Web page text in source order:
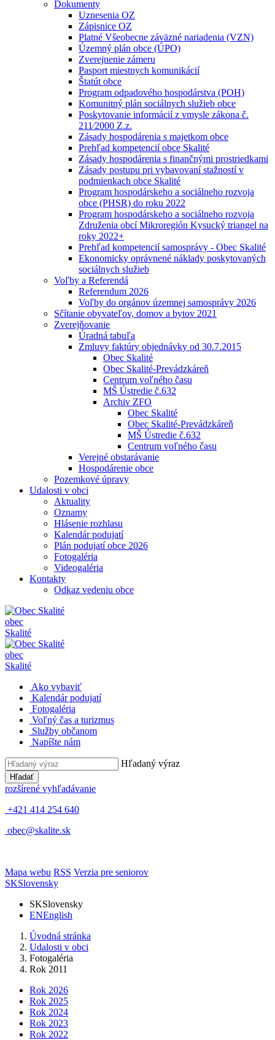
Dokumenty
Uznesenia OZ
Zápisnice OZ
Platné Všeobecne záväzné nariadenia (VZN)
Územný plán obce (ÚPO)
Zverejnenie zámeru
Pasport miestnych komunikácií
Štatút obce
Program odpadového hospodárstva (POH)
Komunitný plán sociálnych služieb obce
Poskytovanie informácií z vmysle zákona č.
211⁄2000 Z.z.
Zásady hospodárenia s majetkom obce
Prehľad kompetencií obce Skalité
Zásady hospodárenia s finančnými prostriedkami
Zásady postupu pri vybavovaní stažností v
podmienkach obce Skalité
Program hospodárskeho a sociálneho rozvoja
obce (PHSR) do roku 2022
Program hospodárskeho a sociálneho rozvoja
Združenia obcí Mikroregión Kysucký triangel na
roky 2022+
Prehľad kompetencií samosprávy - Obec Skalité
Ekonomicky oprávnené náklady poskytovaných
sociálnych služieb
Voľby a Referendá
Referendum 2026
Voľby do orgánov územnej samosprávy 2026
Sčítanie obyvateľov, domov a bytov 2021
Zverejňovanie
Úradná tabuľa
Zmluvy faktúry objednávky od 30.7.2015
Obec Skalité
Obec Skalité-Prevádzkáreň
Centrum voľného času
MŠ Ústredie č.632
Archiv ZFO
Obec Skalité
Obec Skalité-Prevádzkáreň
MŠ Ústredie č.632
Centrum voľného času
Verejné obstarávanie
Hospodárenie obce
Pozemkové úpravy
Udalosti v obci
Aktuality
Oznamy
Hlásenie rozhlasu
Kalendár podujatí
Plán podujatí obce 2026
Fotogaléria
Videogaléria
Kontakty
Odkaz vedeniu obce
obec
Skalité
obec
Skalité
Ako vybaviť
Kalendár podujatí
Fotogaléria
Voľný čas a turizmus
Služby občanom
Napíšte nám
Hľadaný výraz
Hľadať
rozšírené vyhľadávanie
+421 414 254 640
obec@skalite.sk
Mapa webu RSS Verzia pre seniorov
SKSlovensky
SKSlovensky
ENEnglish
Úvodná stránka
Udalosti v obci
Fotogaléria
Rok 2011
Rok 2026
Rok 2025
Rok 2024
Rok 2023
Rok 2022